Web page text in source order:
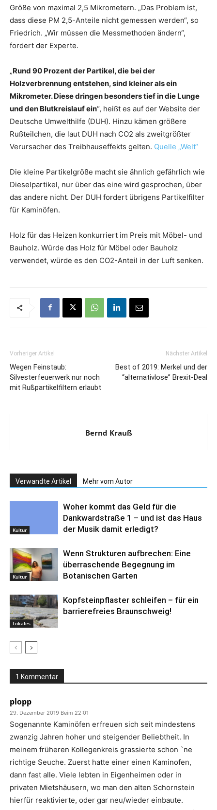
Größe von maximal 2,5 Mikrometern. „Das Problem ist,
dass diese PM 2,5-Anteile nicht gemessen werden“, so
Friedrich. „Wir müssen die Messmethoden ändern“,
fordert der Experte.
„Rund 90 Prozent der Partikel, die bei der
Holzverbrennung entstehen, sind kleiner als ein
Mikrometer. Diese dringen besonders tief in die Lunge
und den Blutkreislauf ein“, heißt es auf der Website der
Deutsche Umwelthilfe (DUH). Hinzu kämen größere
Rußteilchen, die laut DUH nach CO2 als zweitgrößter
Verursacher des Treibhauseffekts gelten. Quelle „Welt“
Die kleine Partikelgröße macht sie ähnlich gefährlich wie
Dieselpartikel, nur über das eine wird gesprochen, über
das andere nicht. Der DUH fordert übrigens Partikelfilter
für Kaminöfen.
Holz für das Heizen konkurriert im Preis mit Möbel- und
Bauholz. Würde das Holz für Möbel oder Bauholz
verwendet, würde es den CO2-Anteil in der Luft senken.
Vorheriger Artikel
Wegen Feinstaub:
Silvesterfeuerwerk nur noch
mit Rußpartikelfiltern erlaubt
Nächster Artikel
Best of 2019: Merkel und der
“alternativlose” Brexit-Deal
Bernd Krauß
Verwandte Artikel Mehr vom Autor
Kultur
Woher kommt das Geld für die
Dankwardstraße 1 – und ist das Haus
der Musik damit erledigt?
Kultur
Wenn Strukturen aufbrechen: Eine
überraschende Begegnung im
Botanischen Garten
Lokales
Kopfsteinpflaster schleifen – für ein
barrierefreies Braunschweig!
1 Kommentar
plopp
29. Dezember 2019 Beim 22:01
Sogenannte Kaminöfen erfreuen sich seit mindestens
zwanzig Jahren hoher und steigender Beliebtheit. In
meinem früheren Kollegenkreis grassierte schon `ne
richtige Seuche. Zuerst hatte einer einen Kaminofen,
dann fast alle. Viele lebten in Eigenheimen oder in
privaten Mietshäusern, wo man den alten Schornstein
hierfür reaktivierte, oder gar neu/wieder einbaute.